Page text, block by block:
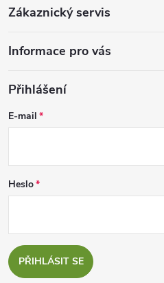
Zákaznický servis
Informace pro vás
Přihlášení
E-mail
Heslo
PŘIHLÁSIT SE